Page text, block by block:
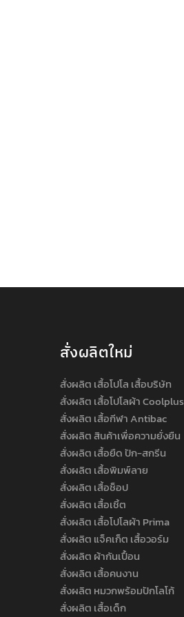
สั่งผลิตใหม่
สั่งผลิต เสื้อโปโล เสื้อบริษัท
สั่งผลิต เสื้อโปโลผ้า Coolplus
สั่งผลิต เสื้อกีฬา Antibac
สั่งผลิต สินค้าเพื่อความยั่งยืน
สั่งผลิต เสื้อยืด ปัก-สกรีน
สั่งผลิต เสื้อพิมพ์ลาย
สั่งผลิต เสื้อช็อป
สั่งผลิต เสื้อเชิ้ต
สั่งผลิต เสื้อโปโลผ้า Prima
สั่งผลิต แจ็คเก็ต เสื้อวอร์ม
สั่งผลิต ผ้ากันเปื้อน
สั่งผลิต เสื้อคนงาน
สั่งผลิต หมวกพร้อมปักโลโก้
สั่งผลิต เสื้อเด็ก